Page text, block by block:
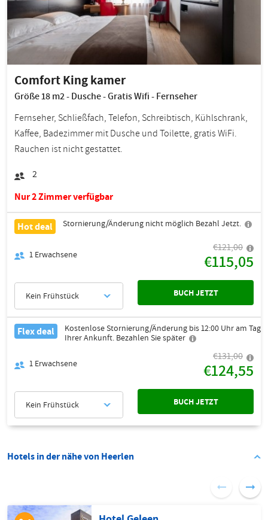
Comfort King kamer
Größe 18 m2 - Dusche - Gratis Wifi - Fernseher
Fernseher, Schließfach, Telefon, Schreibtisch, Kühlschrank,
Kaffee, Badezimmer mit Dusche und Toilette, gratis WiFi.
Rauchen ist nicht gestattet.
2
Nur 2 Zimmer verfügbar
Hot deal Stornierung/Änderung nicht möglich Bezahl Jetzt.
1 Erwachsene
€121,00
€115,05
Kein Frühstück BUCH JETZT
Flex deal
Kostenlose Stornierung/Änderung bis 12:00 Uhr am Tag
Ihrer Ankunft. Bezahlen Sie später
1 Erwachsene
€131,00
€124,55
Kein Frühstück BUCH JETZT
Hotels in der nähe von Heerlen